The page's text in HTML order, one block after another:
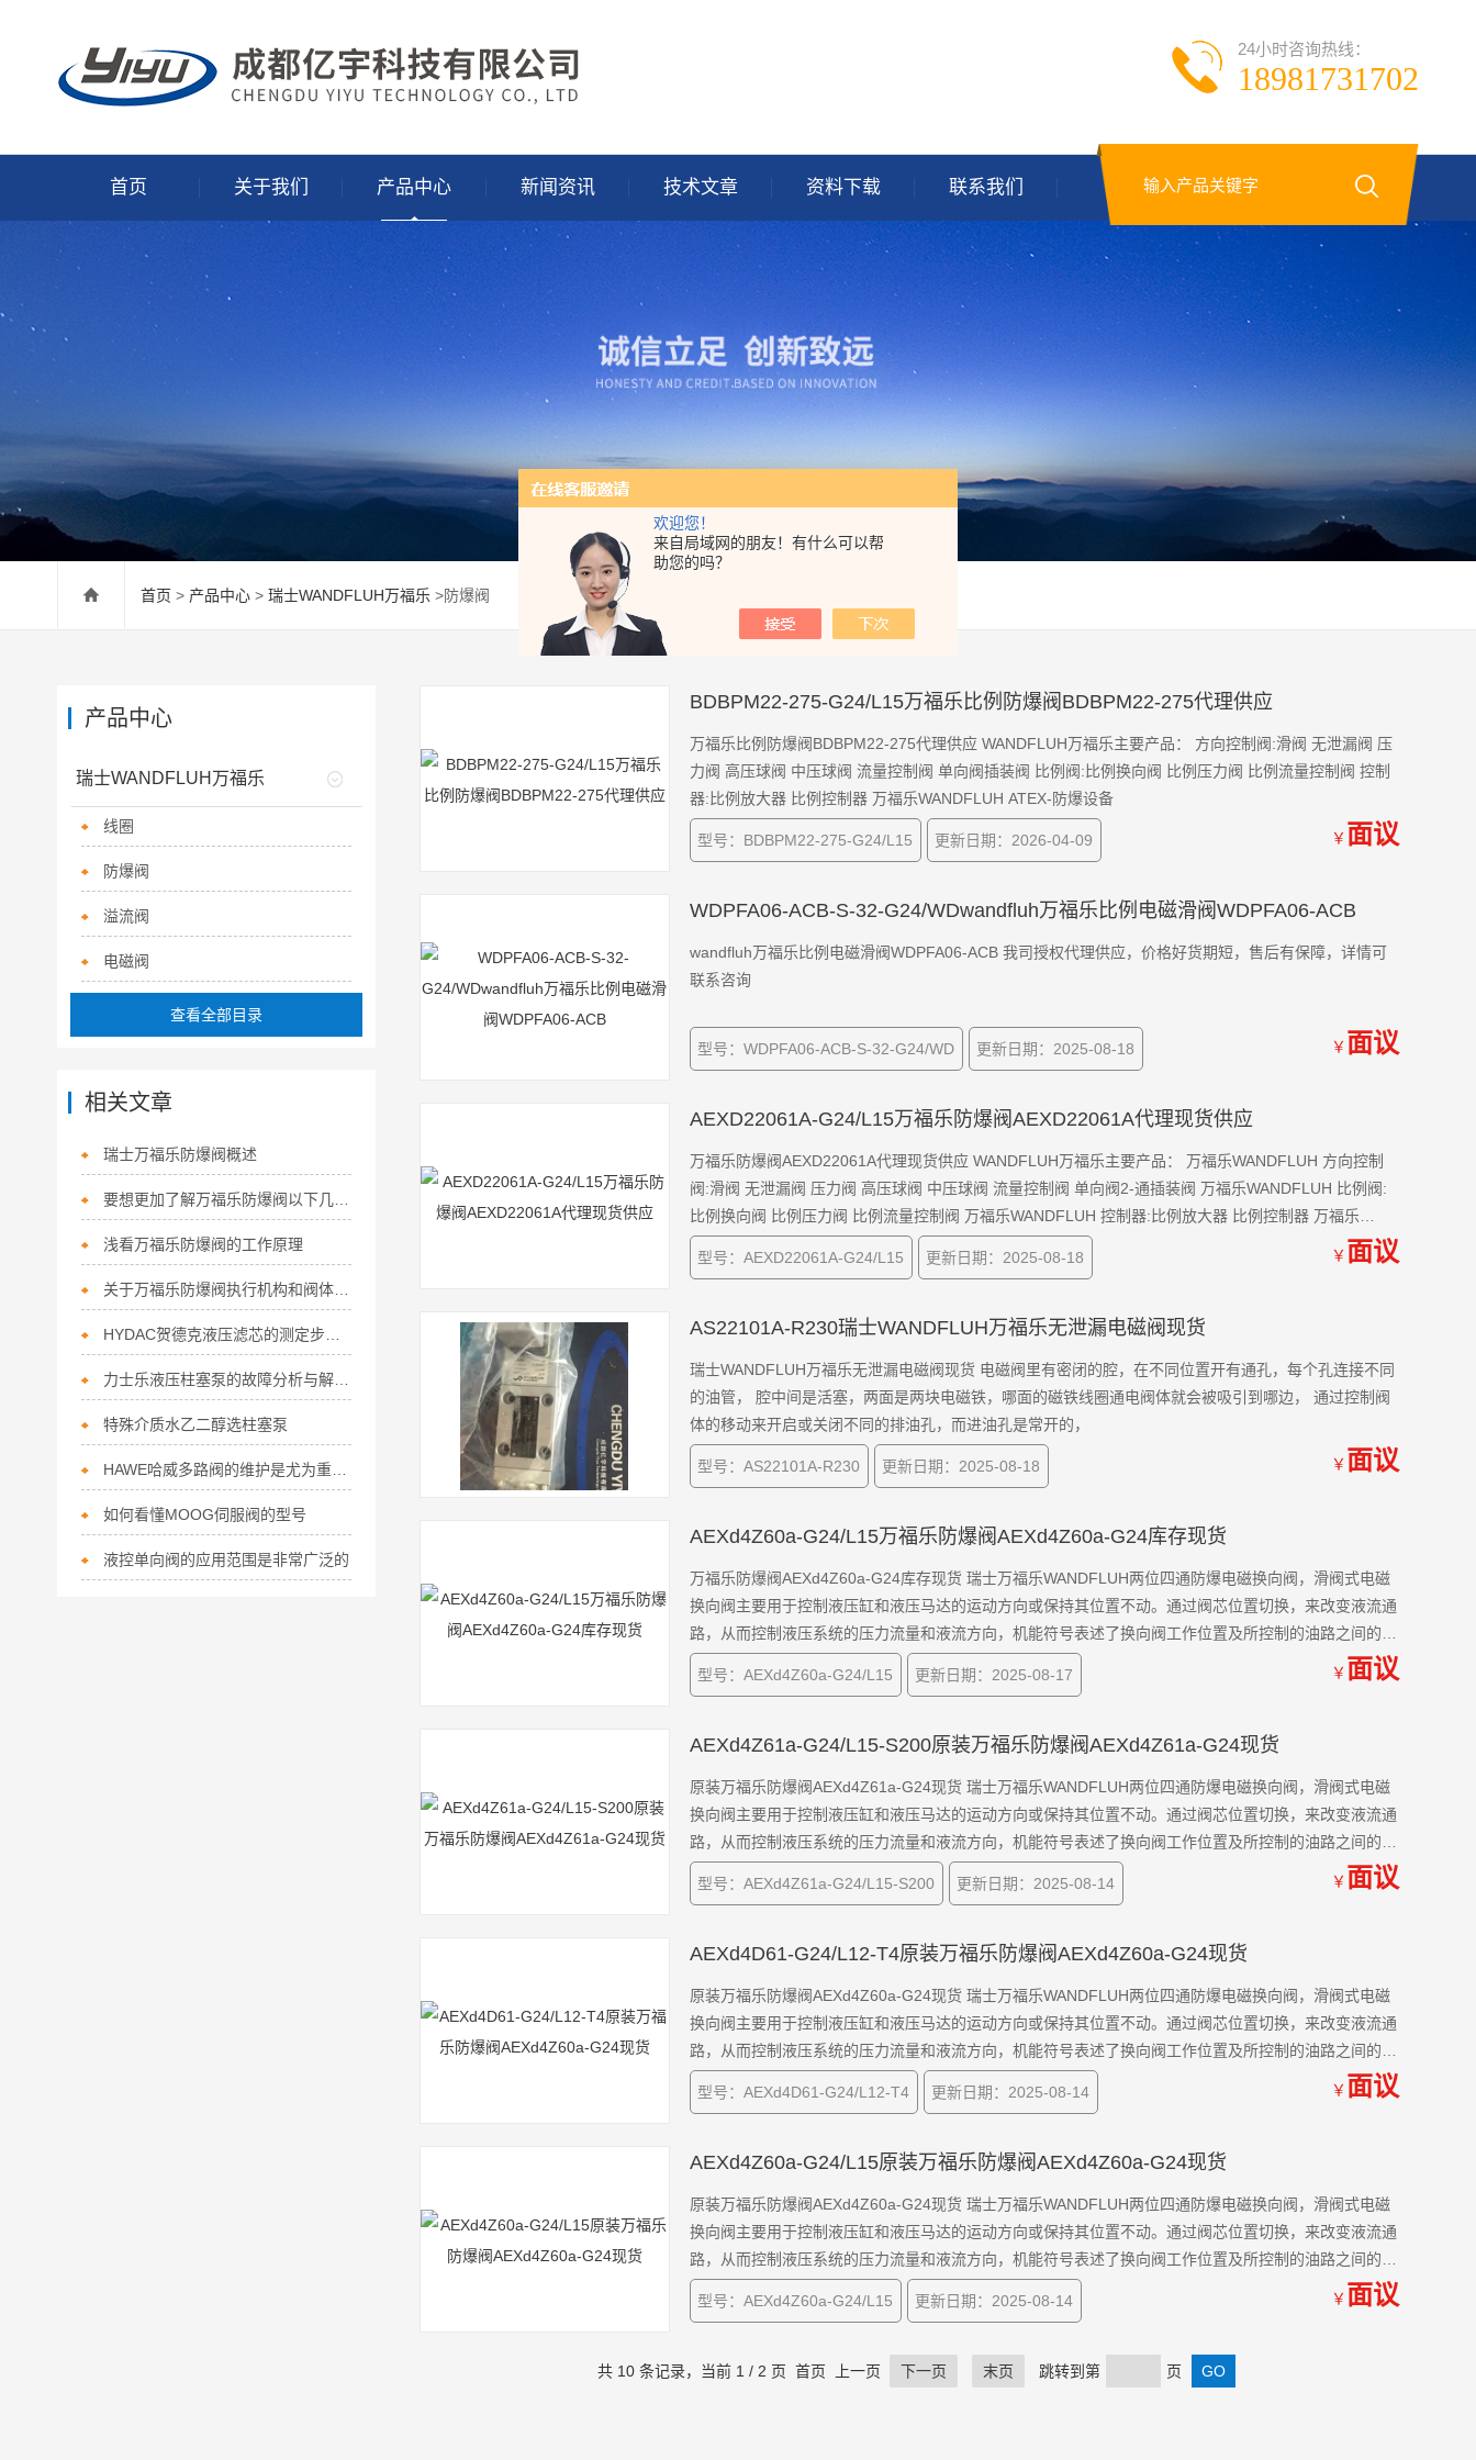
欢迎您！
来自局域网的朋友！有什么可以帮
助您的吗？
24小时咨询热线：
18981731702
首页 关于我们 产品中心 新闻资讯 技术文章 资料下载 联系我们
首页 > 产品中心 > 瑞士WANDFLUH万福乐 >防爆阀
产品中心
瑞士WANDFLUH万福乐
线圈
防爆阀
溢流阀
电磁阀
查看全部目录
相关文章
瑞士万福乐防爆阀概述
要想更加了解万福乐防爆阀以下几点不容错过
浅看万福乐防爆阀的工作原理
关于万福乐防爆阀执行机构和阀体的选择
力士乐液压柱塞泵的故障分析与解决办法（一）
特殊介质水乙二醇选柱塞泵
HAWE哈威多路阀的维护是尤为重要的
如何看懂MOOG伺服阀的型号
液控单向阀的应用范围是非常广泛的
BDBPM22-275-G24/L15万福乐比例防爆阀BDBPM22-275代理供应
万福乐比例防爆阀BDBPM22-275代理供应 WANDFLUH万福乐主要产品： 方向控制阀:滑阀 无泄漏阀 压
力阀 高压球阀 中压球阀 流量控制阀 单向阀插装阀 比例阀:比例换向阀 比例压力阀 比例流量控制阀 控制
器:比例放大器 比例控制器 万福乐WANDFLUH ATEX-防爆设备
型号：BDBPM22-275-G24/L15 更新日期：2026-04-09 ￥ 面议
WDPFA06-ACB-S-32-G24/WDwandfluh万福乐比例电磁滑阀WDPFA06-ACB
wandfluh万福乐比例电磁滑阀WDPFA06-ACB 我司授权代理供应，价格好货期短，售后有保障，详情可
联系咨询
型号：WDPFA06-ACB-S-32-G24/WD 更新日期：2025-08-18 ￥ 面议
AEXD22061A-G24/L15万福乐防爆阀AEXD22061A代理现货供应
万福乐防爆阀AEXD22061A代理现货供应 WANDFLUH万福乐主要产品： 万福乐WANDFLUH 方向控制
阀:滑阀 无泄漏阀 压力阀 高压球阀 中压球阀 流量控制阀 单向阀2-通插装阀 万福乐WANDFLUH 比例阀:
比例换向阀 比例压力阀 比例流量控制阀 万福乐WANDFLUH 控制器:比例放大器 比例控制器 万福乐
型号：AEXD22061A-G24/L15
更新日期：2025-08-18 ￥ 面议
AS22101A-R230瑞士WANDFLUH万福乐无泄漏电磁阀现货
瑞士WANDFLUH万福乐无泄漏电磁阀现货 电磁阀里有密闭的腔，在不同位置开有通孔，每个孔连接不同
的油管， 腔中间是活塞，两面是两块电磁铁，哪面的磁铁线圈通电阀体就会被吸引到哪边， 通过控制阀
体的移动来开启或关闭不同的排油孔，而进油孔是常开的，
型号：AS22101A-R230 更新日期：2025-08-18 ￥ 面议
AEXd4Z60a-G24/L15万福乐防爆阀AEXd4Z60a-G24库存现货
万福乐防爆阀AEXd4Z60a-G24库存现货 瑞士万福乐WANDFLUH两位四通防爆电磁换向阀，滑阀式电磁
换向阀主要用于控制液压缸和液压马达的运动方向或保持其位置不动。通过阀芯位置切换，来改变液流通
路，从而控制液压系统的压力流量和液流方向，机能符号表述了换向阀工作位置及所控制的油路之间的连
接情况。当设计系统时，必须要考虑到切换性能和可能的泄漏特性。
型号：AEXd4Z60a-G24/L15
更新日期：2025-08-17 ￥ 面议
AEXd4Z61a-G24/L15-S200原装万福乐防爆阀AEXd4Z61a-G24现货
原装万福乐防爆阀AEXd4Z61a-G24现货 瑞士万福乐WANDFLUH两位四通防爆电磁换向阀，滑阀式电磁
换向阀主要用于控制液压缸和液压马达的运动方向或保持其位置不动。通过阀芯位置切换，来改变液流通
路，从而控制液压系统的压力流量和液流方向，机能符号表述了换向阀工作位置及所控制的油路之间的连
接情况。当设计系统时，必须要考虑到切换性能和可能的泄漏特性。
型号：AEXd4Z61a-G24/L15-S200
更新日期：2025-08-14 ￥ 面议
AEXd4D61-G24/L12-T4原装万福乐防爆阀AEXd4Z60a-G24现货
原装万福乐防爆阀AEXd4Z60a-G24现货 瑞士万福乐WANDFLUH两位四通防爆电磁换向阀，滑阀式电磁
换向阀主要用于控制液压缸和液压马达的运动方向或保持其位置不动。通过阀芯位置切换，来改变液流通
路，从而控制液压系统的压力流量和液流方向，机能符号表述了换向阀工作位置及所控制的油路之间的连
接情况。当设计系统时，必须要考虑到切换性能和可能的泄漏特性。
型号：AEXd4D61-G24/L12-T4
更新日期：2025-08-14 ￥ 面议
AEXd4Z60a-G24/L15原装万福乐防爆阀AEXd4Z60a-G24现货
原装万福乐防爆阀AEXd4Z60a-G24现货 瑞士万福乐WANDFLUH两位四通防爆电磁换向阀，滑阀式电磁
换向阀主要用于控制液压缸和液压马达的运动方向或保持其位置不动。通过阀芯位置切换，来改变液流通
路，从而控制液压系统的压力流量和液流方向，机能符号表述了换向阀工作位置及所控制的油路之间的连
接情况。当设计系统时，必须要考虑到切换性能和可能的泄漏特性。
型号：AEXd4Z60a-G24/L15
更新日期：2025-08-14 ￥ 面议
共 10 条记录，当前 1 / 2 页 首页 上一页 下一页 末页 跳转到第 页